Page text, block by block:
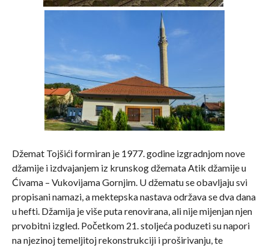
Džemat Tojšići formiran je 1977. godine izgradnjom nove
džamije i izdvajanjem iz krunskog džemata Atik džamije u
Ćivama – Vukovijama Gornjim. U džematu se obavljaju svi
propisani namazi, a mektepska nastava održava se dva dana
u hefti. Džamija je više puta renovirana, ali nije mijenjan njen
prvobitni izgled. Početkom 21. stoljeća poduzeti su napori
na njezinoj temeljitoj rekonstrukciji i proširivanju, te